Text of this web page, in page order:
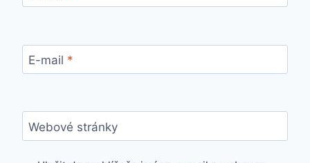
E-mail *
Webové stránky